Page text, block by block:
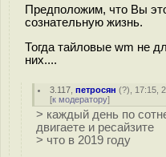
Предположим, что Вы
сознательную жизнь.
Тогда тайловые wm не
них....
3.117 ,петросян (?), 17:15,
[к модератору]
> каждый день по
двигаете и ресайзите
> что в 2019 году